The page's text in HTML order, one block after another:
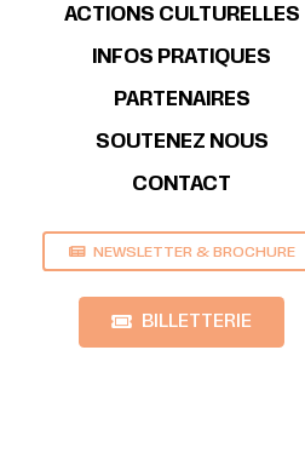
ACTIONS CULTURELLES
INFOS PRATIQUES
PARTENAIRES
SOUTENEZ NOUS
CONTACT
NEWSLETTER & BROCHURE
BILLETTERIE